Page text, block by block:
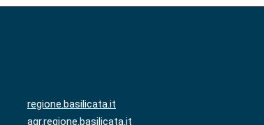
regione.basilicata.it
agr.regione.basilicata.it